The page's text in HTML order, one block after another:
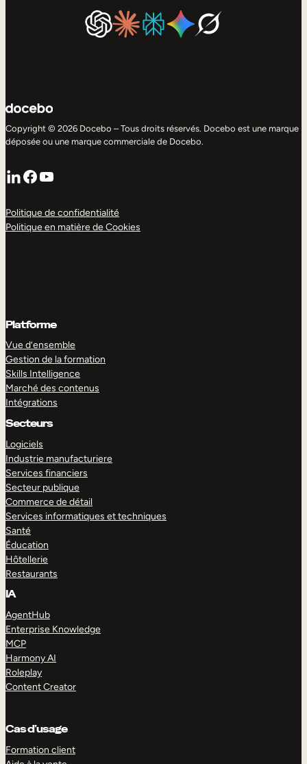
Copyright © 2026 Docebo – Tous droits réservés. Docebo est une marque
déposée ou une marque commerciale de Docebo.
LinkedIn
Facebook
YouTube
Politique de confidentialité
Politique en matière de Cookies
Platforme
Vue d’ensemble
Gestion de la formation
Skills Intelligence
Marché des contenus
Intégrations
Secteurs
Logiciels
Industrie manufacturiere
Services financiers
Secteur publique
Commerce de détail
Services informatiques et techniques
Santé
Éducation
Hôtellerie
Restaurants
IA
AgentHub
Enterprise Knowledge
MCP
Harmony AI
Roleplay
Content Creator
Cas d’usage
Formation client